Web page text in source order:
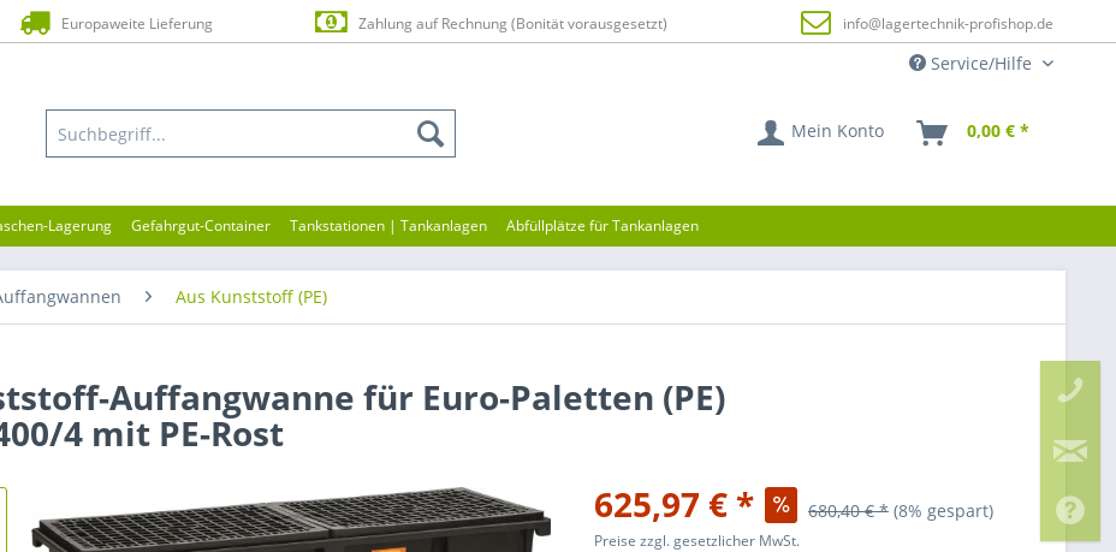
Europaweite Lieferung Zahlung auf Rechnung (Bonität vorausgesetzt) info@lagertechnik-profishop.de
Service/Hilfe
Mein Konto 0,00 € *
Lagerung Gefahrgut-Container Tankstationen | Tankanlagen Abfüllplätze für Tankanlagen
Aus Kunststoff (PE)
Auffangwanne für Euro-Paletten (PE)
4 mit PE-Rost
625,97 € *
680,40 € * (8% gespart)
Preise zzgl. gesetzlicher MwSt.